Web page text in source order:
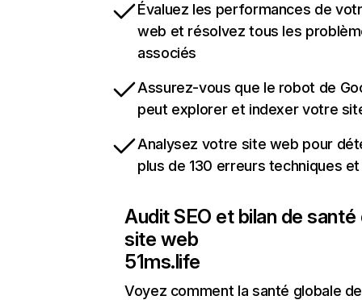
Évaluez les performances de
web et résolvez tous les
associés
Assurez-vous que le robot de
peut explorer et indexer votre
Analysez votre site web pour
plus de 130 erreurs techniques et
Audit SEO et bilan de santé
site web
51ms.life
Voyez comment la santé globale